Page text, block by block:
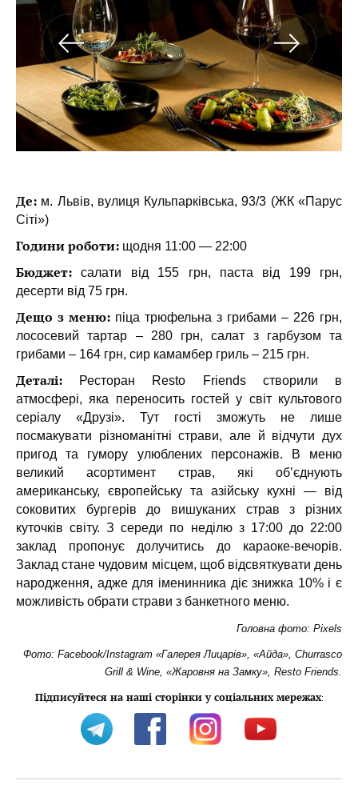
Де: м. Львів, вулиця Кульпарківська, 93/3 (ЖК «Парус
Сіті»)
Години роботи: щодня 11:00 — 22:00
Бюджет: салати від 155 грн, паста від 199 грн,
десерти від 75 грн.
Дещо з меню: піца трюфельна з грибами – 226 грн,
лососевий тартар – 280 грн, салат з гарбузом та
грибами – 164 грн, сир камамбер гриль – 215 грн.
Деталі: Ресторан Resto Friends створили в
атмосфері, яка переносить гостей у світ культового
серіалу «Друзі». Тут гості зможуть не лише
посмакувати різноманітні страви, але й відчути дух
пригод та гумору улюблених персонажів. В меню
великий асортимент страв, які об’єднують
американську, європейську та азійську кухні — від
соковитих бургерів до вишуканих страв з різних
куточків світу. З середи по неділю з 17:00 до 22:00
заклад пропонує долучитись до караоке-вечорів.
Заклад стане чудовим місцем, щоб відсвяткувати день
народження, адже для іменинника діє знижка 10% і є
можливість обрати страви з банкетного меню.
Головна фото: Pixels
Фото: Facebook/Instagram «Галерея Лицарів», «Айда», Churrasco
Grill & Wine, «Жаровня на Замку», Resto Friends.
Підписуйтеся на наші сторінки у соціальних мережах: